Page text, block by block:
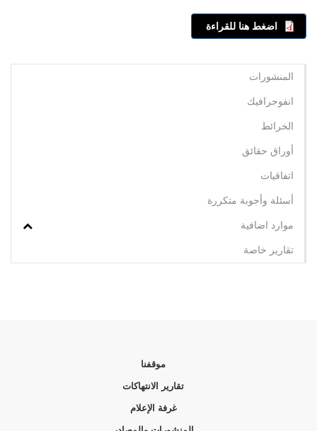
اضغط هنا للقراءة
المنشورات
انفوجرافيك
الخرائط
أوراق حقائق
اتفاقيات
أسئلة وأجوبة متكررة
موارد اضافية
تقارير خاصة
موقفنا
تقارير الانتهاكات
غرفة الإعلام